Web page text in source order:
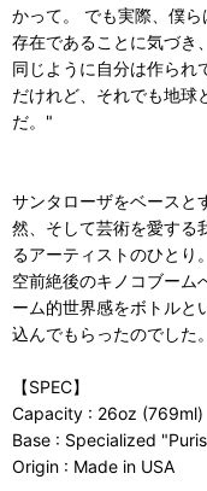
かって。 でも実際、僕
存在であることに気づき
同じように自分は作られ
だけれど、それでも地球
だ。"
サンタローザをベースと
然、そして芸術を愛する
るアーティストのひとり
空前絶後のキノコブーム
ーム的世界感をボトルと
込んでもらったのでした。
【SPEC】
Capacity : 26oz (769ml)
Base : Specialized
Origin : Made in USA